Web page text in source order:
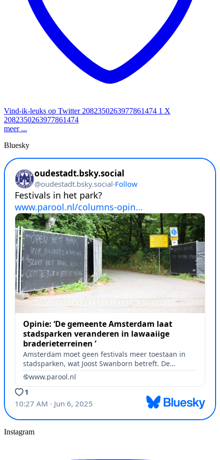
Vind-ik-leuks op Twitter 2082350263977861474 1 X
2082350263977861474
meer ...
Bluesky
Instagram